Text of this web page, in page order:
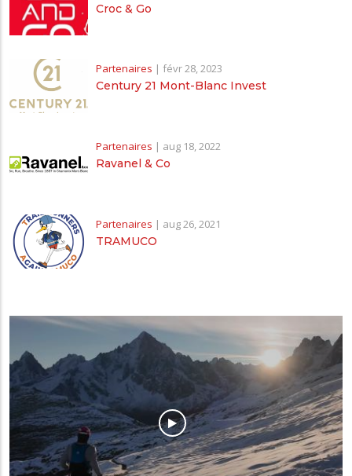
Croc & Go
Partenaires | févr 28, 2023
Century 21 Mont-Blanc Invest
Partenaires | aug 18, 2022
Ravanel & Co
Partenaires | aug 26, 2021
TRAMUCO